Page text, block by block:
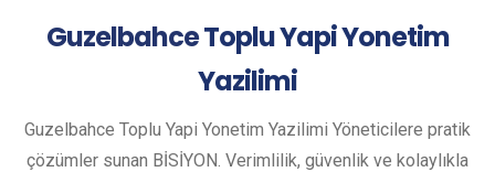
GuzelbahceToplu Yapi Yonetim
Yazilimi
Guzelbahce Toplu Yapi Yonetim Yazilimi Yöneticilere pratik
çözümler sunan BİSİYON. Verimlilik, güvenlik ve kolaylıkla